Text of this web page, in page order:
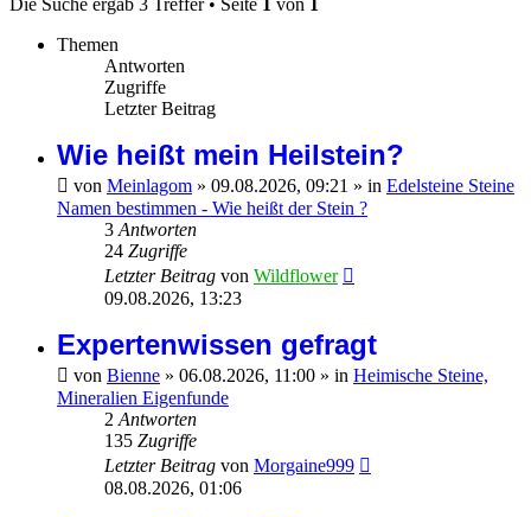
Die Suche ergab 3 Treffer • Seite 1 von 1
Themen
Antworten
Zugriffe
Letzter Beitrag
Wie heißt mein Heilstein?
von Meinlagom » 09.08.2026, 09:21 » in Edelsteine Steine
Namen bestimmen - Wie heißt der Stein ?
3 Antworten
24 Zugriffe
Letzter Beitrag von Wildflower
09.08.2026, 13:23
Expertenwissen gefragt
von Bienne » 06.08.2026, 11:00 » in Heimische Steine,
Mineralien Eigenfunde
2 Antworten
135 Zugriffe
Letzter Beitrag von Morgaine999
08.08.2026, 01:06